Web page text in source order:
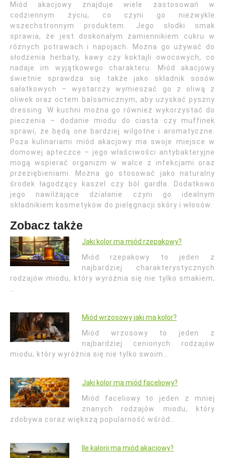
Miód akacjowy znajduje wiele zastosowań w
codziennym życiu, co czyni go niezwykle
wszechstronnym produktem. Jego słodki smak
sprawia, że jest doskonałym zamiennikiem cukru w
różnych potrawach i napojach. Można go używać do
słodzenia herbaty, kawy czy koktajli owocowych, co
nadaje im wyjątkowego charakteru. Miód akacjowy
świetnie sprawdza się także jako składnik sosów
sałatkowych – wystarczy wymieszać go z oliwą z
oliwek oraz octem balsamicznym, aby uzyskać pyszny
dressing. W kuchni można go również wykorzystać do
pieczenia – dodanie miodu do ciasta czy muffinek
sprawi, że będą one bardziej wilgotne i aromatyczne.
Poza kulinariami miód akacjowy ma swoje miejsce w
domowej apteczce – jego właściwości antybakteryjne
mogą wspierać organizm w walce z infekcjami oraz
przeziębieniami. Można go stosować jako naturalny
środek łagodzący kaszel czy ból gardła. Dodatkowo
jego nawilżające działanie czyni go idealnym
składnikiem kosmetyków do pielęgnacji skóry i włosów.
Zobacz także
Jaki kolor ma miód rzepakowy?
Miód rzepakowy to jeden z
najbardziej charakterystycznych
rodzajów miodu, który wyróżnia się nie tylko smakiem,
Miód wrzosowy jaki ma kolor?
Miód wrzosowy to jeden z
najbardziej cenionych rodzajów
miodu, który wyróżnia się nie tylko swoim…
Jaki kolor ma miód faceliowy?
Miód faceliowy to jeden z mniej
znanych rodzajów miodu, który
zdobywa coraz większą popularność wśród…
Ile kalorii ma miód akacjowy?